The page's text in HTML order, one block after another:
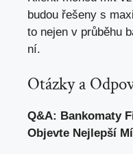
budou řešeny s
to⁤ nejen‌ v⁢ průběhu
ní.
Otázky a
Q&A: Bankomaty
Objevte Nejlepší